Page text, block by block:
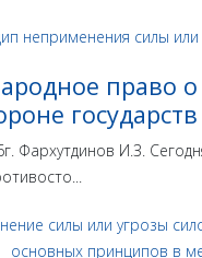
право о
государств
Фархутдинов И.З.